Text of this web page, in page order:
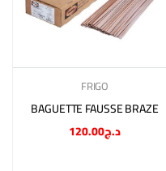
FRIGO
BAGUETTE FAUSSE BRAZE
د.ج120.00